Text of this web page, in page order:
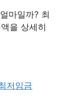
마일까? 최
을 상세히
저임금